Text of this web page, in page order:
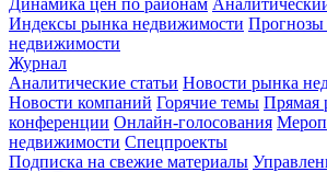
Индексы рынка недвижимости Прогнозы
недвижимости
Журнал
Аналитические статьи Новости рынка
Новости компаний Горячие темы Прямая
конференции Онлайн-голосования
недвижимости Спецпроекты
Подписка на свежие материалы